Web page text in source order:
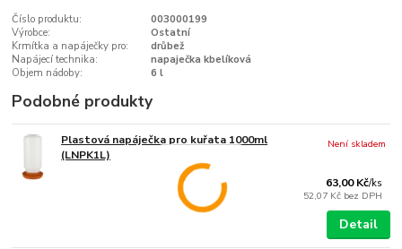
Číslo produktu:
003000199
Výrobce:
Ostatní
Krmítka a napáječky pro:
drůbež
Napájecí technika:
napaječka kbelíková
Objem nádoby:
6 l
Podobné produkty
Plastová napáječka pro kuřata 1000ml
(LNPK1L)
63,00 Kč/ks
52,07 Kč bez DPH
Není skladem
Detail